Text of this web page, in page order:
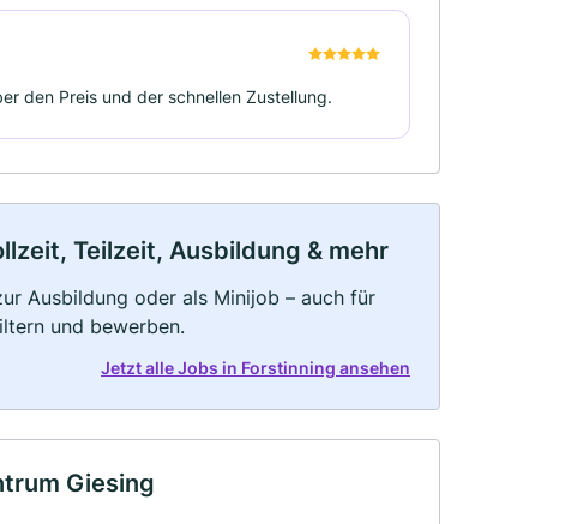
den Preis und der schnellen Zustellung.
Teilzeit, Ausbildung & mehr
Ausbildung oder als Minijob – auch für
und bewerben.
Jetzt alle Jobs in Forstinning ansehen
Giesing